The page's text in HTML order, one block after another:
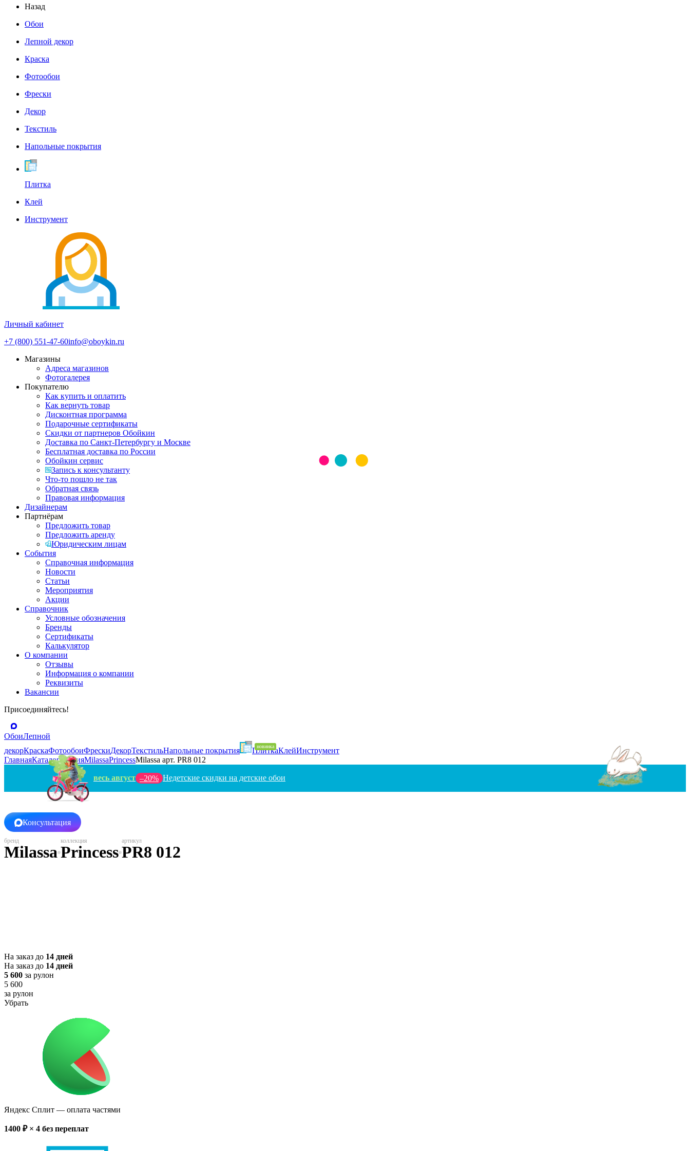
Назад
Обои
Лепной декор
Краска
Фотообои
Фрески
Декор
Текстиль
Напольные покрытия
Плитка
Клей
Инструмент
Личный кабинет
+7 (800) 551-47-60info@oboykin.ru
Магазины
Адреса магазинов
Фотогалерея
Покупателю
Как купить и оплатить
Как вернуть товар
Дисконтная программа
Подарочные сертификаты
Скидки от партнеров Обойкин
Доставка по Санкт-Петербургу и Москве
Бесплатная доставка по России
Обойкин сервис
Запись к консультанту
Что-то пошло не так
Обратная связь
Правовая информация
Дизайнерам
Партнёрам
Предложить товар
Предложить аренду
Юридическим лицам
События
Справочная информация
Новости
Статьи
Мероприятия
Акции
Справочник
Условные обозначения
Бренды
Сертификаты
Калькулятор
О компании
Отзывы
Информация о компании
Реквизиты
Вакансии
Присоединяйтесь!
ОбоиЛепной
декорКраскаФотообоиФрескиДекорТекстильНапольные покрытия ПлиткаКлейИнструмент
ГлавнаяКаталогРоссияMilassaPrincessMilassa арт. PR8 012
весь август –20% Недетские скидки на детские обои
Консультация
MilassaPrincessPR8 012
На заказ до 14 дней
На заказ до 14 дней
5 600 за рулон
5 600
за рулон
Убрать
Яндекс Сплит — оплата частями
1400 ₽ × 4 без переплат